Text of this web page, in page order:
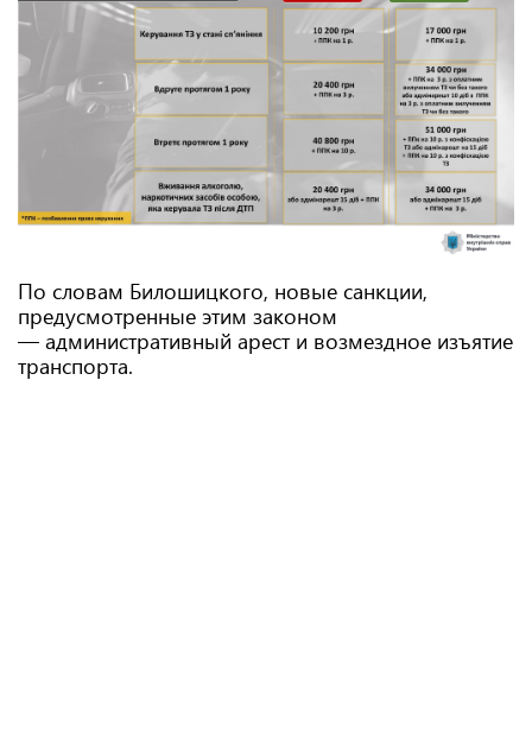
По словам Билошицкого, новые санкции,
предусмотренные этим законом
— административный арест и возмездное изъятие
транспорта.